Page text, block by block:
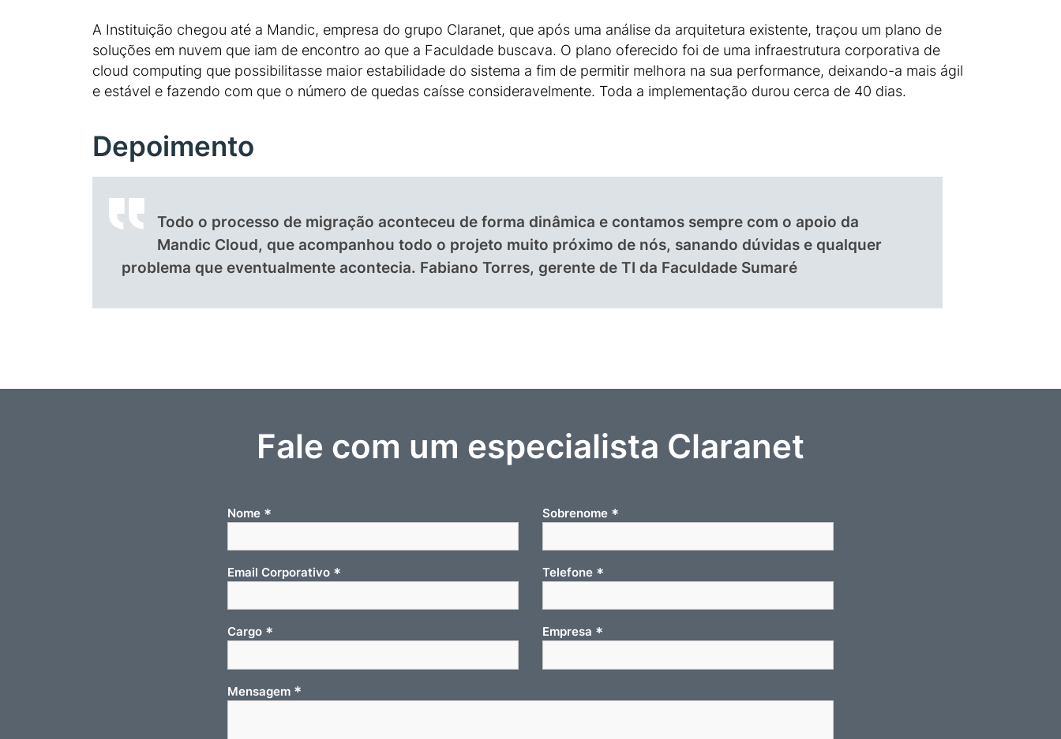
A Instituição chegou até a Mandic, empresa do grupo Claranet, que após uma análise da arquitetura existente, traçou um plano de
soluções em nuvem que iam de encontro ao que a Faculdade buscava. O plano oferecido foi de uma infraestrutura corporativa de
cloud computing que possibilitasse maior estabilidade do sistema a fim de permitir melhora na sua performance, deixando-a mais ágil
e estável e fazendo com que o número de quedas caísse consideravelmente. Toda a implementação durou cerca de 40 dias.
Depoimento
Todo o processo de migração aconteceu de forma dinâmica e contamos sempre com o apoio da
Mandic Cloud, que acompanhou todo o projeto muito próximo de nós, sanando dúvidas e qualquer
problema que eventualmente acontecia. Fabiano Torres, gerente de TI da Faculdade Sumaré
Fale com um especialista Claranet
Nome * Sobrenome *
Email Corporativo * Telefone *
Cargo * Empresa *
Mensagem *